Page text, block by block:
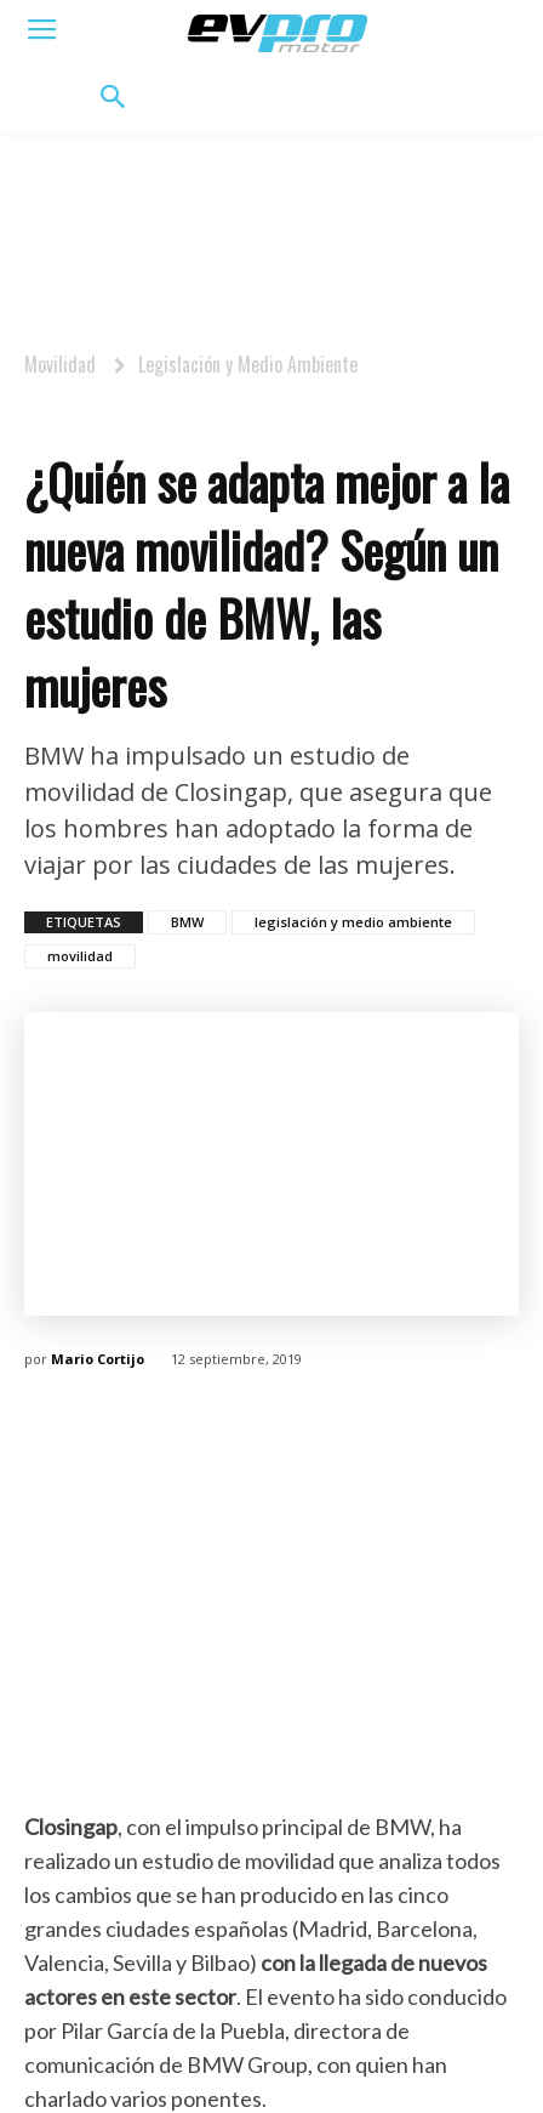
Movilidad Legislación y Medio Ambiente
¿Quién se adapta mejor a la
nueva movilidad? Según un
estudio de BMW, las
mujeres
BMW ha impulsado un estudio de
movilidad de Closingap, que asegura que
los hombres han adoptado la forma de
viajar por las ciudades de las mujeres.
ETIQUETAS BMW
legislación y medio ambiente
movilidad
por Mario Cortijo 12 septiembre, 2019
Closingap, con el impulso principal de BMW, ha
realizado un estudio de movilidad que analiza todos
los cambios que se han producido en las cinco
grandes ciudades españolas (Madrid, Barcelona,
Valencia, Sevilla y Bilbao) con la llegada de nuevos
actores en este sector. El evento ha sido conducido
por Pilar García de la Puebla, directora de
comunicación de BMW Group, con quien han
charlado varios ponentes.